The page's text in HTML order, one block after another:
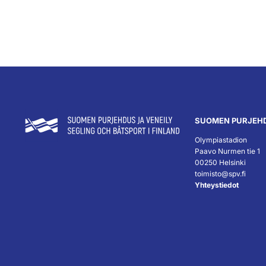
SUOMEN
Olympiastadion
Paavo Nurmen tie 1
00250 Helsinki
toimisto@spv.fi
Yhteystiedot